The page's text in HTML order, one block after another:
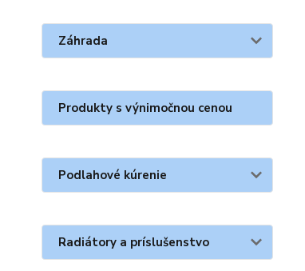
Záhrada
Produkty s výnimočnou cenou
Podlahové kúrenie
Radiátory a príslušenstvo